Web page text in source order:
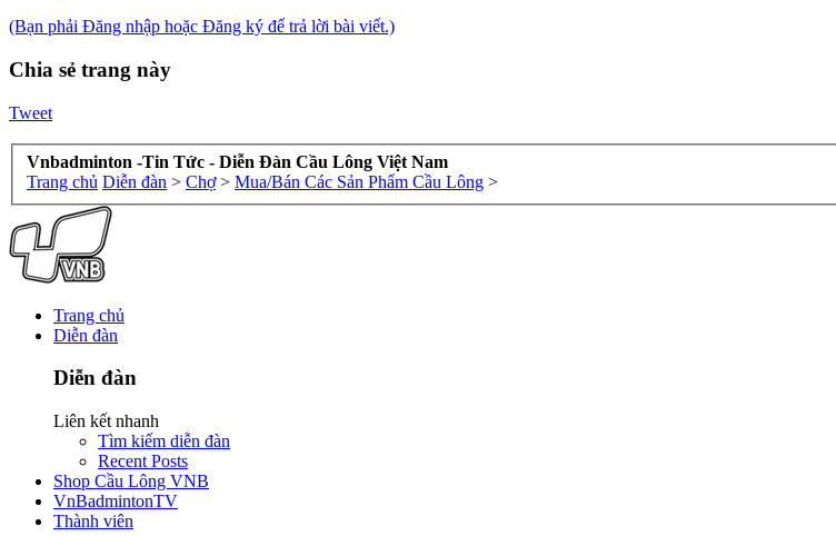
(Bạn phải Đăng nhập hoặc Đăng ký để trả lời bài viết.)
Chia sẻ trang này
Tweet
Vnbadminton -Tin Tức - Diễn Đàn Cầu Lông Việt Nam
Trang chủ Diễn đàn > Chợ > Mua/Bán Các Sản Phẩm Cầu Lông >
Trang chủ
Diễn đàn
Diễn đàn
Liên kết nhanh
Tìm kiếm diễn đàn
Recent Posts
Shop Cầu Lông VNB
VnBadmintonTV
Thành viên